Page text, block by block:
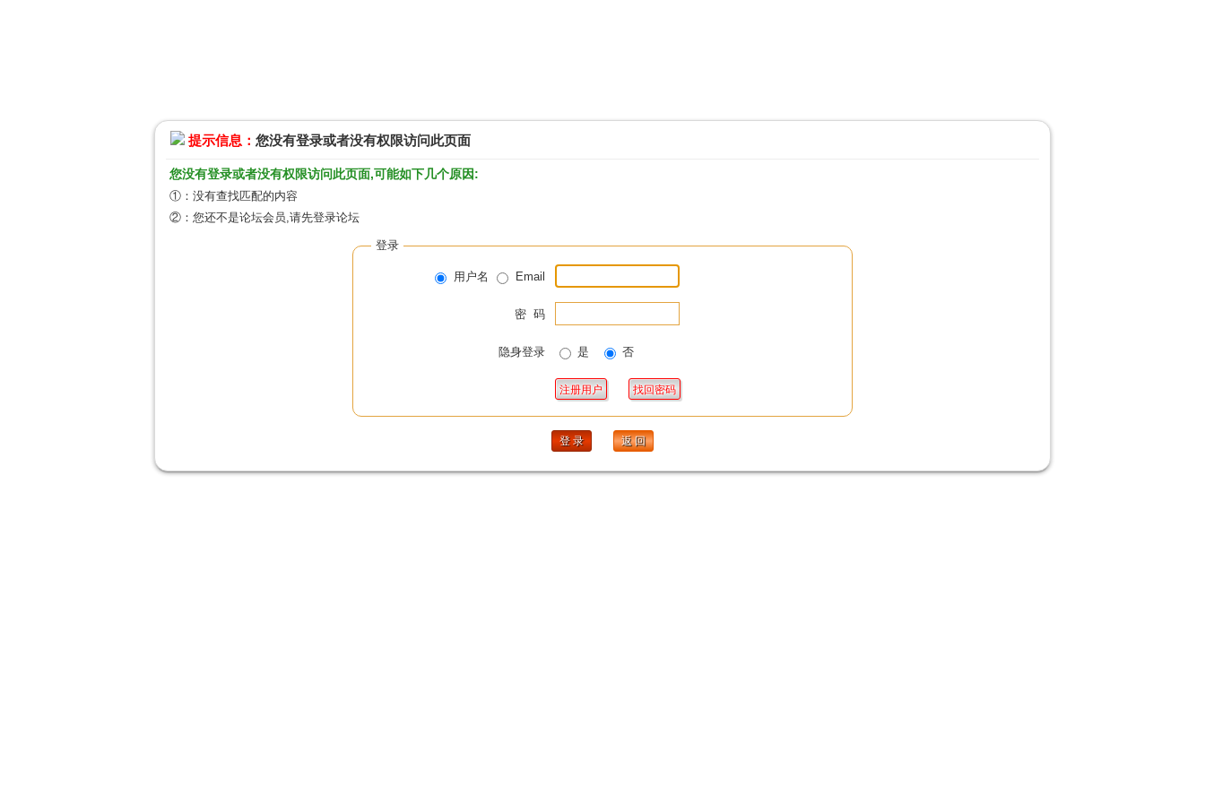
提示信息： 您没有登录或者没有权限访问此页面
您没有登录或者没有权限访问此页面,可能如下几个原因:
①：没有查找匹配的内容
②：您还不是论坛会员,请先登录论坛
登录
用户名 Email
密 码
隐身登录 是 否